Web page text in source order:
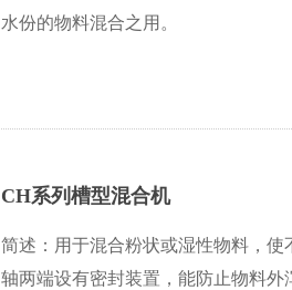
水份的物料混合之用。
CH系列槽型混合机
简述：用于混合粉状或湿性物料，
轴两端设有密封装置，能防止物料外